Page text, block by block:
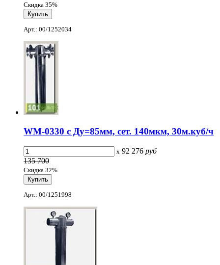
Скидка 35%
Арт.: 00/1252034
WM-0330 с Ду=85мм, сет. 140мкм, 30м.куб/ч
x 92 276 руб
135 700
Скидка 32%
Арт.: 00/1251998